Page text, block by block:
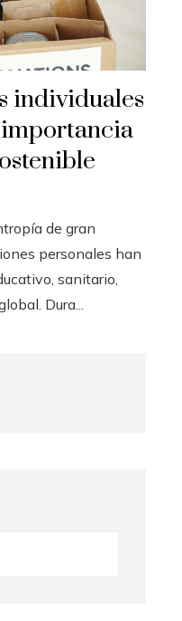
individuales
importancia
de gran
personales han
sanitario,
Dura...